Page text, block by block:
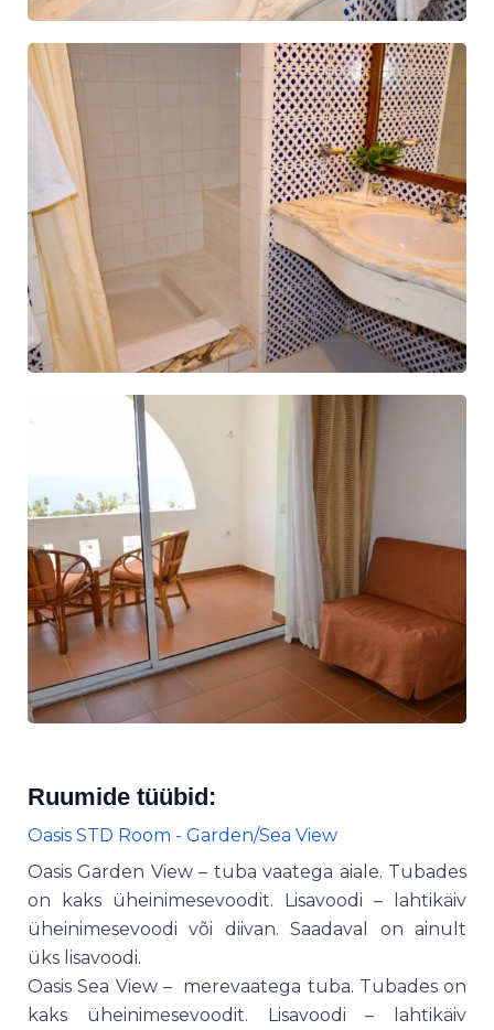
Ruumide tüübid:
Oasis STD Room - Garden/Sea View
Oasis Garden View – tuba vaatega aiale. Tubades
on kaks üheinimesevoodit. Lisavoodi – lahtikäiv
üheinimesevoodi või diivan. Saadaval on ainult
üks lisavoodi.
Oasis Sea View – merevaatega tuba. Tubades on
kaks üheinimesevoodit. Lisavoodi – lahtikäiv